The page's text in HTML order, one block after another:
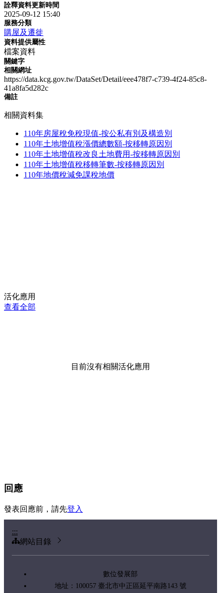
詮釋資料更新時間
2025-09-12 15:40
服務分類
購屋及遷徙
資料提供屬性
檔案資料
關鍵字
相關網址
https://data.kcg.gov.tw/DataSet/Detail/eee478f7-c739-4f24-85c8-
41a8fa5d282c
備註
相關資料集
110年房屋稅免稅現值-按公私有別及構造別
110年土地增值稅漲價總數額-按移轉原因別
110年土地增值稅改良土地費用-按移轉原因別
110年土地增值稅移轉筆數-按移轉原因別
110年地價稅減免課稅地價
活化應用
查看全部
目前沒有相關活化應用
回應
發表回應前，請先登入
:::
網站目錄
數位發展部
地址：100057 臺北市中正區延平南路143 號